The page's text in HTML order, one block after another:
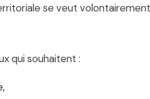
se veut
qui souhaitent :